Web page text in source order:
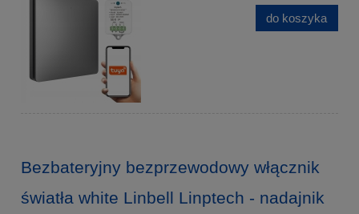
do koszyka
Bezbateryjny bezprzewodowy włącznik
światła white Linbell Linptech - nadajnik